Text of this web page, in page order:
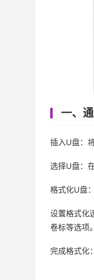
一、
插入U盘：
选择U盘：
格式化U盘
设置格式化
卷标等选项
完成格式化